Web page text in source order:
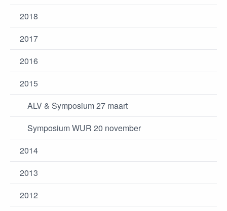
2018
2017
2016
2015
ALV & Symposium 27 maart
Symposium WUR 20 november
2014
2013
2012